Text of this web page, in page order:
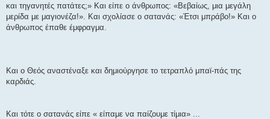
και τηγανητές πατάτες;» Και είπε ο άνθρωπος: «Βεβαίως, μια μεγάλη
μερίδα με μαγιονέζα!». Kαι σχολίασε ο σατανάς: «Έτσι μπράβο!» Και ο
άνθρωπος έπαθε έμφραγμα.
Και ο Θεός αναστέναξε και δημιούργησε το τετραπλό μπαϊ-πάς της
καρδιάς.
Και τότε ο σατανάς είπε « είπαμε να παίζουμε τίμια» ...